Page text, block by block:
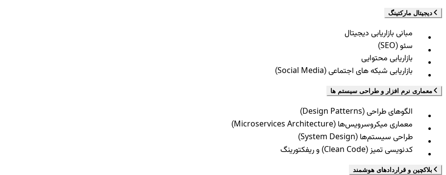
دیجیتال مارکتینگ
مبانی بازاریابی دیجیتال
سئو (SEO)
بازاریابی محتوایی
بازاریابی شبکه های اجتماعی (Social Media)
معماری نرم افزار و طراحی سیستم ها
الگوهای طراحی (Design Patterns)
معماری میکروسرویس‌ها (Microservices Architecture)
طراحی سیستم‌ها (System Design)
کدنویسی تمیز (Clean Code) و ریفکتورینگ
بلاکچین و قراردادهای هوشمند